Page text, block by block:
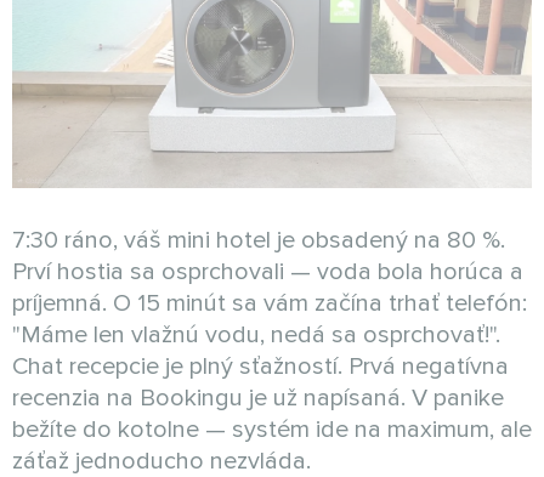
7:30 ráno, váš mini hotel je obsadený na 80 %.
Prví hostia sa osprchovali — voda bola horúca a
príjemná. O 15 minút sa vám začína trhať telefón:
"Máme len vlažnú vodu, nedá sa osprchovať!".
Chat recepcie je plný sťažností. Prvá negatívna
recenzia na Bookingu je už napísaná. V panike
bežíte do kotolne — systém ide na maximum, ale
záťaž jednoducho nezvláda.